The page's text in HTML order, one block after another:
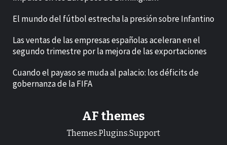
El mundo del fútbol estrecha la presión sobre Infantino
Las ventas de las empresas españolas aceleran en el
segundo trimestre por la mejora de las exportaciones
Cuando el payaso se muda al palacio: los déficits de
gobernanza de la FIFA
AF themes
Themes.Plugins.Support